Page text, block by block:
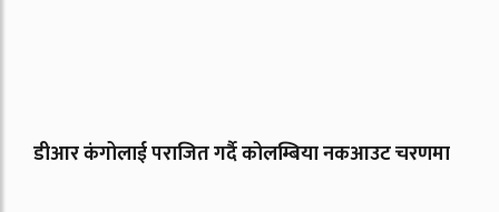
डीआर कंगोलाई पराजित गर्दै कोलम्बिया नकआउट चरणमा